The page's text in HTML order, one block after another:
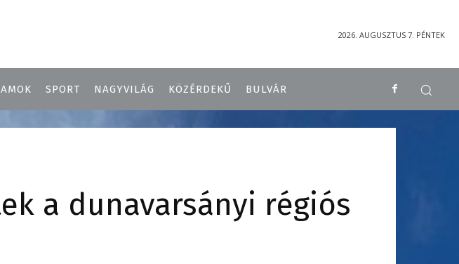
2026. AUGUSZTUS 7. PÉNTEK
SPORT NAGYVILÁG KÖZÉRDEKŰ BULVÁR
a dunavarsányi régiós